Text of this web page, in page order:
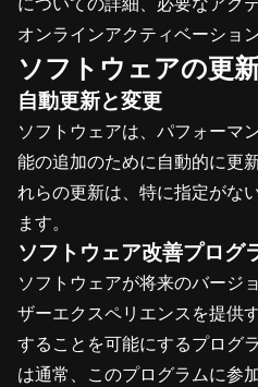
オンラインアクティベーショ
ソフトウェアの更
自動更新と変更
ソフトウェアは、パフォーマ
能の追加のために自動的に更
れらの更新は、特に指定がな
ます。
ソフトウェア改善プログ
ソフトウェアが将来のバージ
ザーエクスペリエンスを提供
することを可能にするプログ
は通常、このプログラムに参